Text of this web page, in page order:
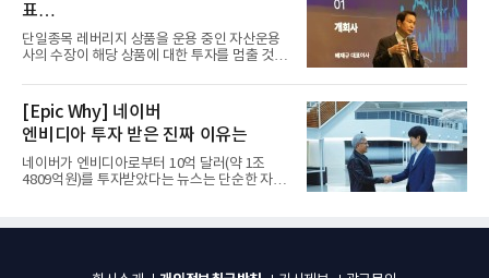
표
“개별종목 레버리지 투자 지금이라도
멈춰라”
단일종목 레버리지 상품을 운용 중인 자산운용
사의 수장이 해당 상품에 대한 투자를 멈출 것을
[Epic Why] 네이버
엔비디아 투자 받은 진짜 이유는
네이버가 엔비디아로부터 10억 달러(약 1조
4809억원)를 투자받았다는 뉴스는 단순한 자금